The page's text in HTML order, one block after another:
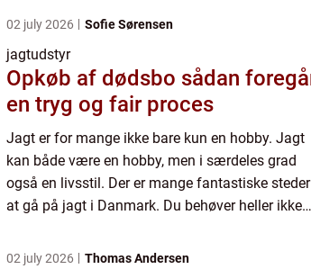
02 july 2026 Sofie Sørensen
jagtudstyr
Opkøb af dødsbo sådan foregår
en tryg og fair proces
Jagt er for mange ikke bare kun en hobby. Jagt
kan både være en hobby, men i særdeles grad
også en livsstil. Der er mange fantastiske steder
at gå på jagt i Danmark. Du behøver heller ikke
02 july 2026 Thomas Andersen